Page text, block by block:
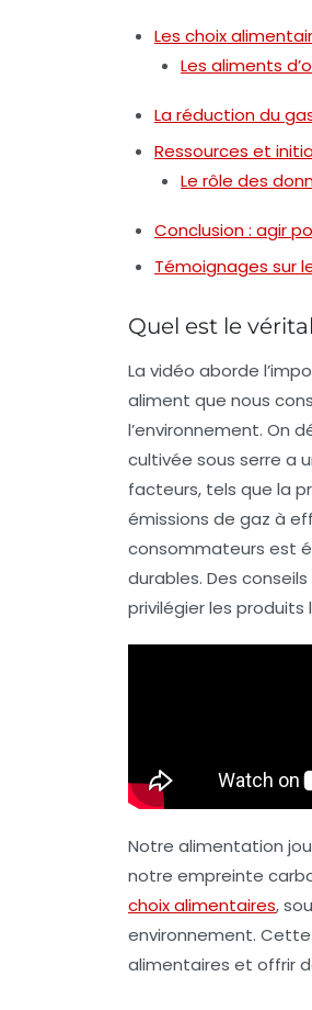
Les choix
Les aliments
La réduction du
Ressources et
Le rôle des
Conclusion : agir
Témoignages sur
Quel est le
La vidéo aborde
aliment que nous
l’environnement. On
cultivée sous serre a
facteurs, tels que la
émissions de gaz à
consommateurs est
durables. Des
privilégier les
Notre alimentation
notre empreinte
choix alimentaires,
environnement.
alimentaires et offrir